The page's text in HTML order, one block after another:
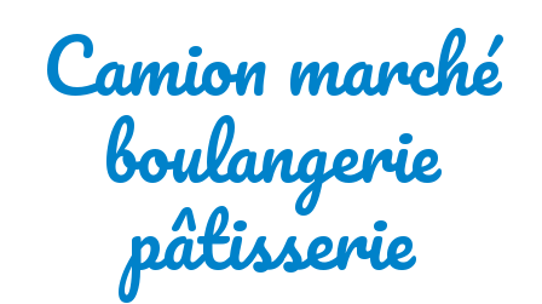
Camion marché
boulangerie
pâtisserie